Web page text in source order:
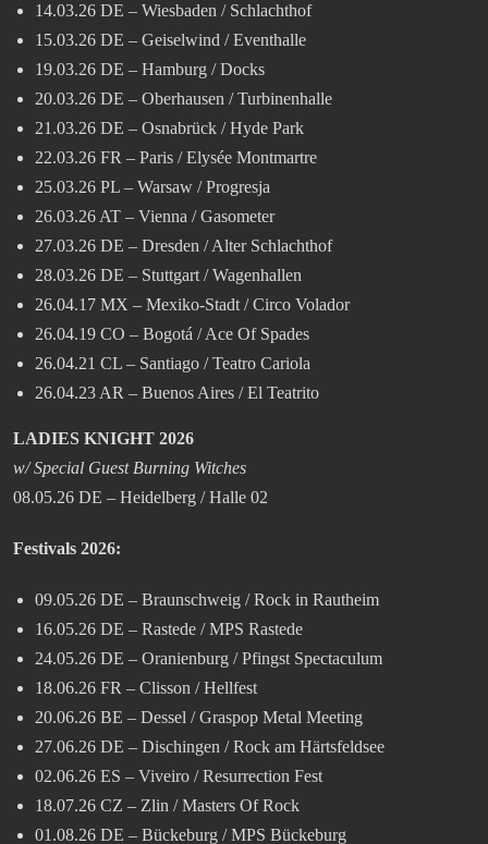
14.03.26 DE – Wiesbaden / Schlachthof
15.03.26 DE – Geiselwind / Eventhalle
19.03.26 DE – Hamburg / Docks
20.03.26 DE – Oberhausen / Turbinenhalle
21.03.26 DE – Osnabrück / Hyde Park
22.03.26 FR – Paris / Elysée Montmartre
25.03.26 PL – Warsaw / Progresja
26.03.26 AT – Vienna / Gasometer
27.03.26 DE – Dresden / Alter Schlachthof
28.03.26 DE – Stuttgart / Wagenhallen
26.04.17 MX – Mexiko-Stadt / Circo Volador
26.04.19 CO – Bogotá / Ace Of Spades
26.04.21 CL – Santiago / Teatro Cariola
26.04.23 AR – Buenos Aires / El Teatrito
LADIES KNIGHT 2026
w/ Special Guest Burning Witches
08.05.26 DE – Heidelberg / Halle 02
Festivals 2026:
09.05.26 DE – Braunschweig / Rock in Rautheim
16.05.26 DE – Rastede / MPS Rastede
24.05.26 DE – Oranienburg / Pfingst Spectaculum
18.06.26 FR – Clisson / Hellfest
20.06.26 BE – Dessel / Graspop Metal Meeting
27.06.26 DE – Dischingen / Rock am Härtsfeldsee
02.06.26 ES – Viveiro / Resurrection Fest
18.07.26 CZ – Zlin / Masters Of Rock
01.08.26 DE – Bückeburg / MPS Bückeburg